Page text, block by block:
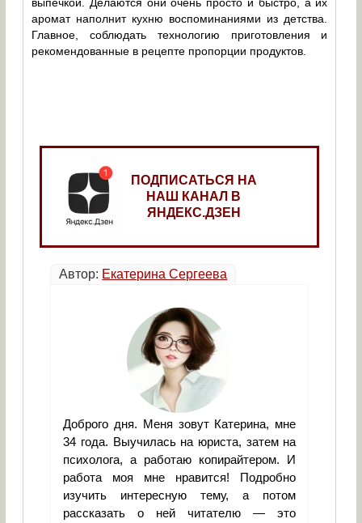
выпечкой. Делаются они очень просто и быстро, а их
аромат наполнит кухню воспоминаниями из детства.
Главное, соблюдать технологию приготовления и
рекомендованные в рецепте пропорции продуктов.
ПОДПИСАТЬСЯ НА
НАШ КАНАЛ В
ЯНДЕКС.ДЗЕН
Автор: Екатерина Сергеева
Доброго дня. Меня зовут Катерина, мне
34 года. Выучилась на юриста, затем на
психолога, а работаю копирайтером. И
работа моя мне нравится! Подробно
изучить интересную тему, а потом
рассказать о ней читателю — это